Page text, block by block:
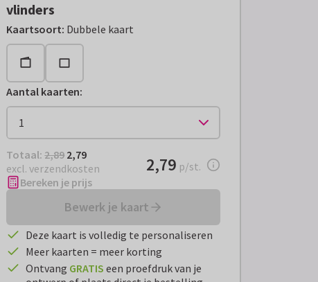
vlinders
Kaartsoort: Dubbele kaart
Aantal kaarten:
Totaal: € 2,79
Totaal: 2,89 2,79
excl. verzendkosten
€ 2,79per stuk
2,79 p/st.
Bereken je prijs
Bewerk je kaart
Deze kaart is volledig te personaliseren
Meer kaarten = meer korting
Ontvang GRATIS een proefdruk van je